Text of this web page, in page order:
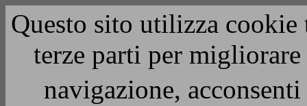
Questo sito utilizza
terze parti per
navigazione,